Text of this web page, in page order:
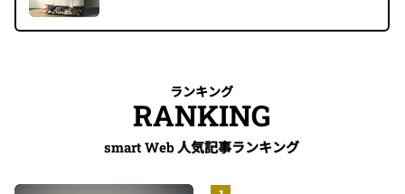
ランキング
RANKING
smart Web 人気記事ランキング